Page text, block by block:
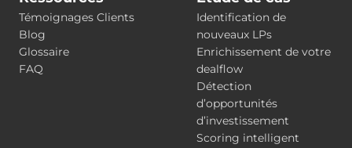
Témoignages Clients
Blog
Glossaire
FAQ
Identification de
nouveaux LPs
Enrichissement de votre
dealflow
Détection
d’opportunités
d’investissement
Scoring intelligent